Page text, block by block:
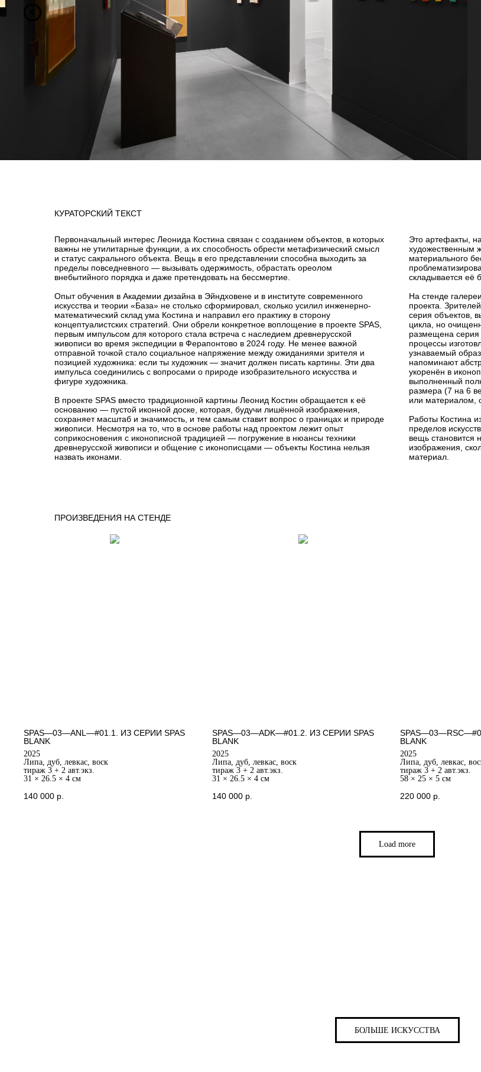
КУРАТОРСКИЙ ТЕКСТ
Первоначальный интерес Леонида Костина связан с созданием объектов, в которых
важны не утилитарные функции, а их способность обрести метафизический смысл
и статус сакрального объекта. Вещь в его представлении способна выходить за
пределы повседневного — вызывать одержимость, обрастать ореолом
внебытийного порядка и даже претендовать на бессмертие.
Опыт обучения в Академии дизайна в Эйндховене и в институте современного
искусства и теории «База» не столько сформировал, сколько усилил инженерно-
математический склад ума Костина и направил его практику в сторону
концептуалистских стратегий. Они обрели конкретное воплощение в проекте SPAS,
первым импульсом для которого стала встреча с наследием древнерусской
живописи во время экспедиции в Ферапонтово в 2024 году. Не менее важной
отправной точкой стало социальное напряжение между ожиданиями зрителя и
позицией художника: если ты художник — значит должен писать картины. Эти два
импульса соединились с вопросами о природе изобразительного искусства и
фигуре художника.
В проекте SPAS вместо традиционной картины Леонид Костин обращается к её
основанию — пустой иконной доске, которая, будучи лишённой изображения,
сохраняет масштаб и значимость, и тем самым ставит вопрос о границах и природе
живописи. Несмотря на то, что в основе работы над проектом лежит опыт
соприкосновения с иконописной традицией — погружение в нюансы техники
древнерусской живописи и общение с иконописцами — объекты Костина нельзя
назвать иконами.
Это артефакты,
художественным
материального
складывается её
На стенде
проекта.
серия объектов,
цикла, но
размещена серия
процессы
узнаваемый
напоминают
укоренён в
выполненный
размера (7 на 6
или материалом,
Работы Костина
пределов
вещь становится
изображения,
материал.
ПРОИЗВЕДЕНИЯ НА СТЕНДЕ
SPAS—03—ANL—#01.1. ИЗ СЕРИИ SPAS
BLANK
2025
Липа, дуб, левкас, воск
тираж 3 + 2 авт.экз.
31 × 26.5 × 4 см
140 000 р.
SPAS—03—ADK—#01.2. ИЗ СЕРИИ SPAS
BLANK
2025
Липа, дуб, левкас, воск
тираж 3 + 2 авт.экз.
31 × 26.5 × 4 см
140 000 р.
BLANK
2025
Липа, дуб, левкас,
тираж 3 + 2 авт.экз.
58 × 25 × 5 см
220 000 р.
Load more
БОЛЬШЕ ИСКУССТВА